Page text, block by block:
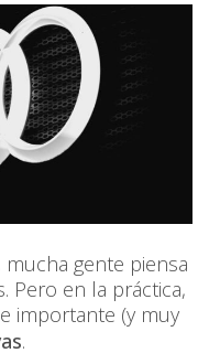
gente piensa
Pero en la práctica,
importante (y muy
.